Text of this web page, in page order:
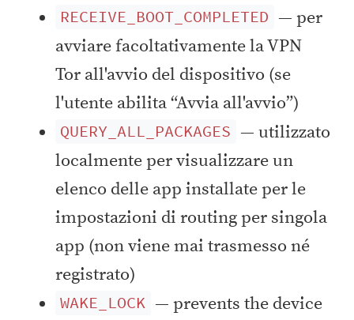
RECEIVE_BOOT_COMPLETED — per
avviare facoltativamente la VPN
Tor all'avvio del dispositivo (se
l'utente abilita “Avvia all'avvio”)
QUERY_ALL_PACKAGES — utilizzato
localmente per visualizzare un
elenco delle app installate per le
impostazioni di routing per singola
app (non viene mai trasmesso né
registrato)
WAKE_LOCK — prevents the device